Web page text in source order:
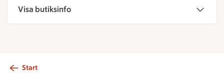
Visa butiksinfo
Start